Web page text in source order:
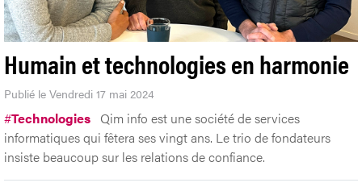
Humain et technologies en harmonie
Publié le Vendredi 17 mai 2024
#Technologies Qim info est une société de services
informatiques qui fêtera ses vingt ans. Le trio de fondateurs
insiste beaucoup sur les relations de confiance.